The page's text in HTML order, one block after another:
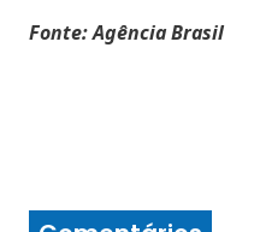
Fonte: Agência Brasil